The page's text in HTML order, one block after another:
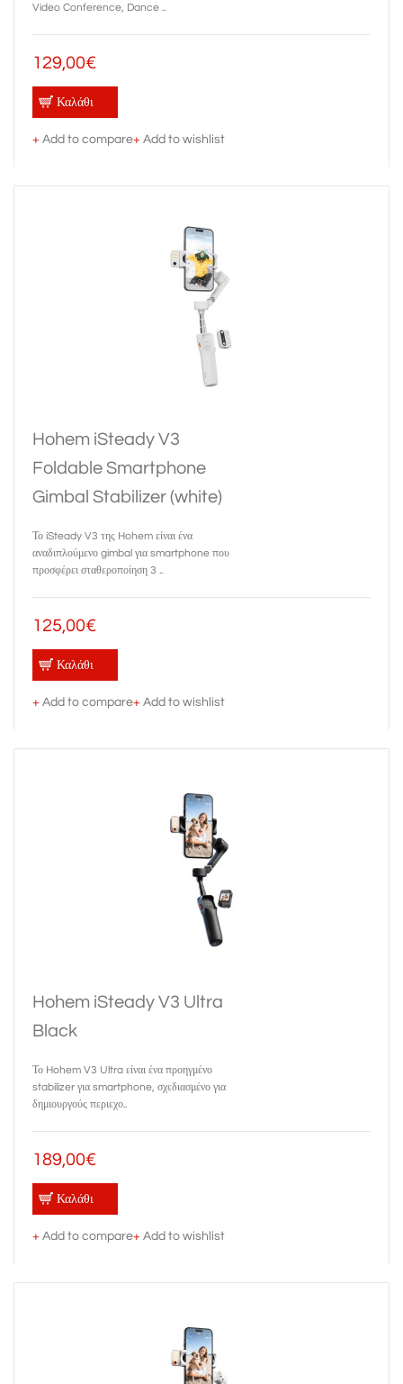
Video Conference, Dance ..
129,00€
Καλάθι
+ Add to compare+ Add to wishlist
Hohem iSteady V3
Foldable Smartphone
Gimbal Stabilizer (white)
Το iSteady V3 της Hohem είναι ένα
αναδιπλούμενο gimbal για smartphone που
προσφέρει σταθεροποίηση 3 ..
125,00€
Καλάθι
+ Add to compare+ Add to wishlist
Hohem iSteady V3 Ultra
Black
Το Hohem V3 Ultra είναι ένα προηγμένο
stabilizer για smartphone, σχεδιασμένο για
δημιουργούς περιεχο..
189,00€
Καλάθι
+ Add to compare+ Add to wishlist